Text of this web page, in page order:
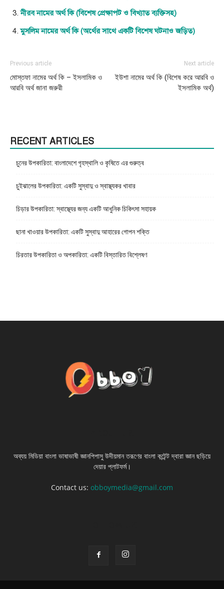
নীরব নামের অর্থ কি (বিশেষ প্রেক্ষাপট ও বিখ্যাত ব্যক্তিসহ)
মুসলিম নামের অর্থ কি (অর্থের সাথে একটি বিশেষ ঘটনাও জড়িত)
Previous article
মোস্তফা নামের অর্থ কি – ইসলামিক ও
আরবি অর্থ জানা জরুরী
Next article
ইউশা নামের অর্থ কি (বিশেষ করে আরবি ও
ইসলামিক অর্থ)
RECENT ARTICLES
চুনের উপকারিতা: বাংলাদেশে গৃহস্থালি ও কৃষিতে এর গুরুত্ব
চুইঝালের উপকারিতা: একটি সুস্বাদু ও স্বাস্থ্যকর খাবার
চিড়ার উপকারিতা: স্বাস্থ্যের জন্য একটি আধুনিক চিকিৎসা সহায়ক
ছানা খাওয়ার উপকারিতা: একটি সুস্বাদু আহারের গোপন শক্তি
চিরতার উপকারিতা ও অপকারিতা: একটি বিস্তারিত বিশ্লেষণ
অব্যয় মিডিয়া বাংলা ভাষাভাষী জ্ঞানপিপাসু উদীয়মান তরূণের বাংলা কন্টেন্ট দ্বারা জ্ঞান ছড়িয়ে
দেয়ার প্লাটফর্ম।
Contact us: obboymedia@gmail.com